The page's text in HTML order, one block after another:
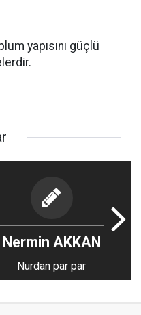
yapısını güçlü
Nermin AKKAN
Nurdan par par